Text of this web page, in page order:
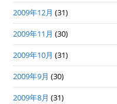
2009年12月 (31)
2009年11月 (30)
2009年10月 (31)
2009年9月 (30)
2009年8月 (31)